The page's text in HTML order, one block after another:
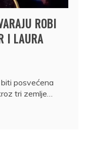
ROBI
I LAURA
posvećena
tri zemlje…